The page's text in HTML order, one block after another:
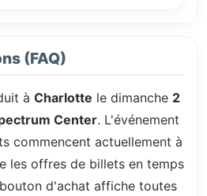
(FAQ)
à Charlotte le dimanche 2
Center. L'événement
commencent actuellement à
les offres de billets en temps
d'achat affiche toutes